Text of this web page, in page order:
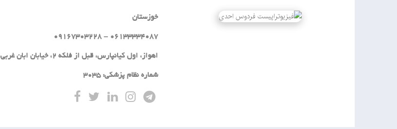
خوزستان
06133334087 - 09167303228
اهواز، اول کیانپارس، قبل از فلکه 2، خیابان ابان غربی، مجتمع پزشکی ابان، فیزیوتراپی احدی
شماره نظام پزشکی: 3035